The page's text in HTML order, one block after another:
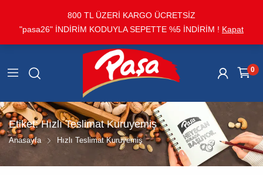
800 TL ÜZERİ KARGO ÜCRETSİZ
"pasa26" İNDİRİM KODUYLA SEPETTE %5 İNDİRİM ! Kapat
0
Etiket:Hızlı Teslimat Kuruyemiş
Anasayfa Hızlı Teslimat Kuruyemiş